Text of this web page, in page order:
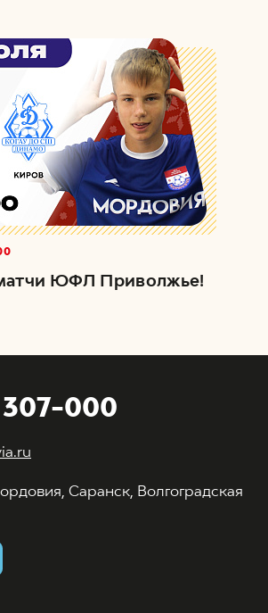
ЮФЛ Приволжье!
000
Саранск, Волгоградская